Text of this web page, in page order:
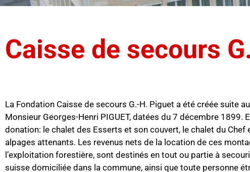
Caisse de secours
La Fondation Caisse de secours G.-H. Piguet a été créée suite
Monsieur Georges-Henri PIGUET, datées du 7 décembre 1899.
donation: le chalet des Esserts et son couvert, le chalet du
alpages attenants. Les revenus nets de la location de ces
l’exploitation forestière, sont destinés en tout ou partie à
suisse domiciliée dans la commune, ainsi que toute personne